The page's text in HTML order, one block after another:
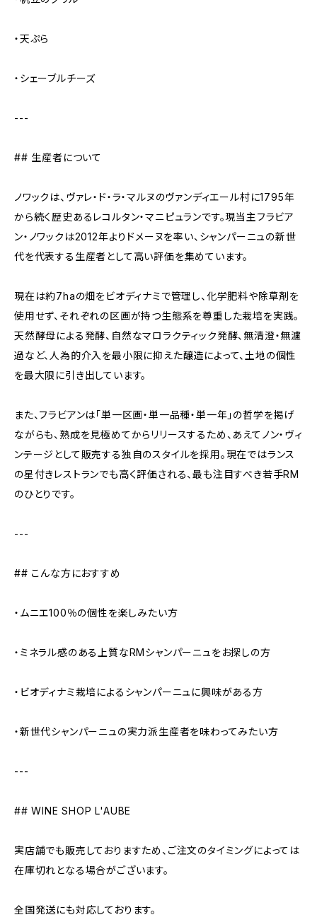
・天ぷら
・シェーブルチーズ
---
## 生産者について
ノワックは、ヴァレ・ド・ラ・マルヌのヴァンディエール村に1795年
から続く歴史あるレコルタン・マニピュランです。現当主フラビア
ン・ノワックは2012年よりドメーヌを率い、シャンパーニュの新世
代を代表する生産者として高い評価を集めています。
現在は約7haの畑をビオディナミで管理し、化学肥料や除草剤を
使用せず、それぞれの区画が持つ生態系を尊重した栽培を実践。
天然酵母による発酵、自然なマロラクティック発酵、無清澄・無濾
過など、人為的介入を最小限に抑えた醸造によって、土地の個性
を最大限に引き出しています。
また、フラビアンは「単一区画・単一品種・単一年」の哲学を掲げ
ながらも、熟成を見極めてからリリースするため、あえてノン・ヴィ
ンテージとして販売する独自のスタイルを採用。現在ではランス
の星付きレストランでも高く評価される、最も注目すべき若手RM
のひとりです。
---
## こんな方におすすめ
・ムニエ100％の個性を楽しみたい方
・ミネラル感のある上質なRMシャンパーニュをお探しの方
・ビオディナミ栽培によるシャンパーニュに興味がある方
・新世代シャンパーニュの実力派生産者を味わってみたい方
---
## WINE SHOP L'AUBE
実店舗でも販売しておりますため、ご注文のタイミングによっては
在庫切れとなる場合がございます。
全国発送にも対応しております。